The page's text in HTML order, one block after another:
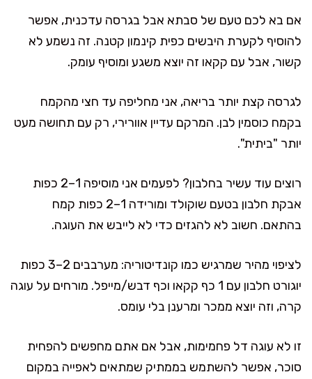
אם בא לכם טעם של סבתא אבל בגרסה עדכנית, אפשר
להוסיף לקערת היבשים כפית קינמון קטנה. זה נשמע לא
קשור, אבל עם קקאו זה יוצא משגע ומוסיף עומק.
לגרסה קצת יותר בריאה, אני מחליפה עד חצי מהקמח
בקמח כוסמין לבן. המרקם עדיין אוורירי, רק עם תחושה מעט
יותר "ביתית".
רוצים עוד עשיר בחלבון? לפעמים אני מוסיפה 1–2 כפות
אבקת חלבון בטעם שוקולד ומורידה 1–2 כפות קמח
בהתאם. חשוב לא להגזים כדי לא לייבש את העוגה.
לציפוי מהיר שמרגיש כמו קונדיטוריה: מערבבים 2–3 כפות
יוגורט חלבון עם 1 כף קקאו וכף דבש/מייפל. מורחים על עוגה
קרה, וזה יוצא ממכר ומרענן בלי עומס.
זו לא עוגה דל פחמימות, אבל אם אתם מחפשים להפחית
סוכר, אפשר להשתמש בממתיק שמתאים לאפייה במקום